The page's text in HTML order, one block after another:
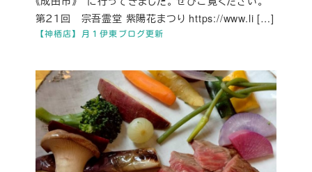
【神栖店】月１伊東ブログ更新
第２１回 宗吾霊堂 紫陽花まつり https://www.li […]